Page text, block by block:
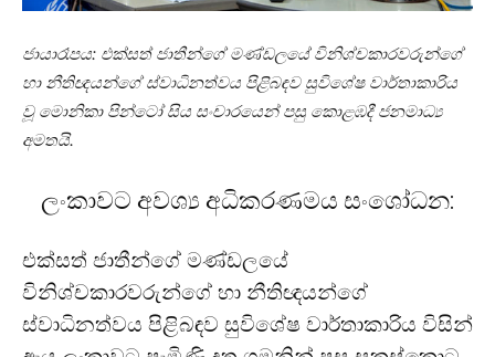
ජායාරෑපය: එක්සත් ජාතීන්ගේ මණ්ඩලයේ විනිශ්චකාරවරුන්ගේ
හා නීතිඥයන්ගේ ස්වාධිනත්වය පිළිබඳව සුවිශේෂ වාර්තාකාරිය
වූ මොනිකා පින්ටෝ සිය සංචාරයෙන් පසු කොළඹදී ජනමාධ්‍ය
අමතයි.
ලංකාවට අවශ්‍ය අධිකරණමය සංශෝධන:
එක්සත් ජාතීන්ගේ මණ්ඩලයේ
විනිශ්චකාරවරුන්ගේ හා නීතිඥයන්ගේ
ස්වාධිනත්වය පිළිබඳව සුවිශේෂ වාර්තාකාරිය විසින්